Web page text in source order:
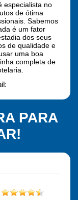
especialista no
de ótima
Sabemos
é um fator
dos seus
de qualidade e
uma boa
completa de
PARA